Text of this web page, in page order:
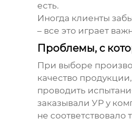
есть.
Иногда клиенты
– все это играет
Проблемы, с
При выборе
качество
проводить
заказывали УР у
не